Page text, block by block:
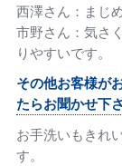
西澤さん：まじ
市野さん：気さ
りやすいです。
その他お客様が
たらお聞かせ下
お手洗いもきれ
す。